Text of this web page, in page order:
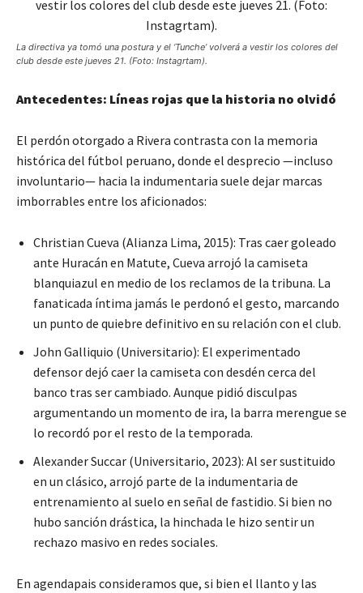
La directiva ya tomó una postura y el ‘Tunche’ volverá a vestir los colores del
club desde este jueves 21. (Foto: Instagrtam).
Antecedentes: Líneas rojas que la historia no olvidó
El perdón otorgado a Rivera contrasta con la memoria
histórica del fútbol peruano, donde el desprecio —incluso
involuntario— hacia la indumentaria suele dejar marcas
imborrables entre los aficionados:
Christian Cueva (Alianza Lima, 2015): Tras caer goleado
ante Huracán en Matute, Cueva arrojó la camiseta
blanquiazul en medio de los reclamos de la tribuna. La
fanaticada íntima jamás le perdonó el gesto, marcando
un punto de quiebre definitivo en su relación con el club.
John Galliquio (Universitario): El experimentado
defensor dejó caer la camiseta con desdén cerca del
banco tras ser cambiado. Aunque pidió disculpas
argumentando un momento de ira, la barra merengue se
lo recordó por el resto de la temporada.
Alexander Succar (Universitario, 2023): Al ser sustituido
en un clásico, arrojó parte de la indumentaria de
entrenamiento al suelo en señal de fastidio. Si bien no
hubo sanción drástica, la hinchada le hizo sentir un
rechazo masivo en redes sociales.
En agendapais consideramos que, si bien el llanto y las